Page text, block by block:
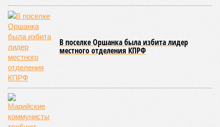
указанные сотрудники были незамедлительно отстранены
от выполнения своих обязанностей и направлены на
лечение.
Представители ведомства отметили, что оперативное
принятие указанных мер позволило избежать
возникновения массовых инфекционных заболеваний
среди детей, находившихся в оздоровительных
учреждениях.
Помимо этого, специалистами проводился лабораторный
контроль качества воды и готовой продукции: из всех